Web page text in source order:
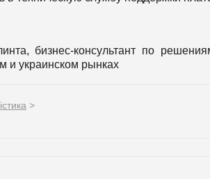
бизнес-консультант по
и украинском рынках
>